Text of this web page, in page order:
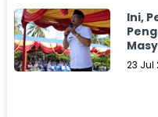
Ini,
23 Jul